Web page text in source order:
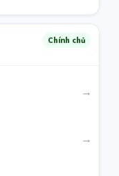
Chính chủ
→
→